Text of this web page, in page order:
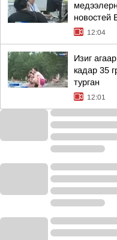
новостей
12:04
Изиг
кадар 35
турган
12:01